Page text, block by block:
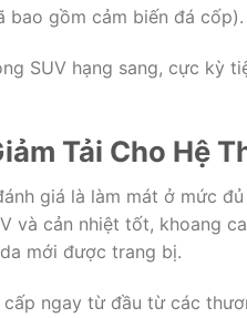
gồm cảm biến đá cốp).
SUV hạng sang, cực kỳ
Tải Cho Hệ
giá là làm mát ở mức
cản nhiệt tốt, khoang
mới được trang bị.
ngay từ đầu từ các